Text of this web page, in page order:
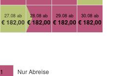
27.08 ab
€ 182,00
28.08 ab
€ 182,00
29.08 ab
€ 182,00
30.08 ab
€ 182,00
1 Nur Abreise